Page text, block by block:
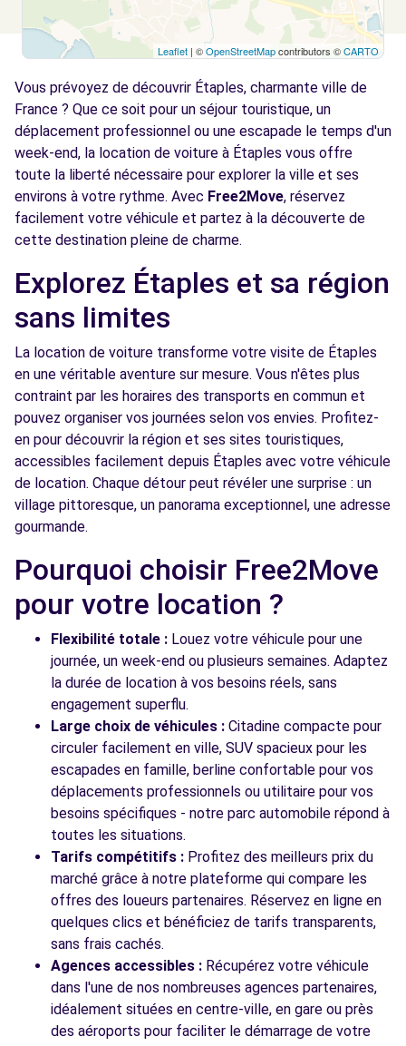
Leaflet | ©OpenStreetMapcontributors ©CARTO
Vous prévoyez de découvrir Étaples, charmante ville de
France ? Que ce soit pour un séjour touristique, un
déplacement professionnel ou une escapade le temps d'un
week-end, la location de voiture à Étaples vous offre
toute la liberté nécessaire pour explorer la ville et ses
environs à votre rythme. Avec Free2Move, réservez
facilement votre véhicule et partez à la découverte de
cette destination pleine de charme.
Explorez Étaples et sa région
sans limites
La location de voiture transforme votre visite de Étaples
en une véritable aventure sur mesure. Vous n'êtes plus
contraint par les horaires des transports en commun et
pouvez organiser vos journées selon vos envies. Profitez-
en pour découvrir la région et ses sites touristiques,
accessibles facilement depuis Étaples avec votre véhicule
de location. Chaque détour peut révéler une surprise : un
village pittoresque, un panorama exceptionnel, une adresse
gourmande.
Pourquoi choisir Free2Move
pour votre location ?
Flexibilité totale : Louez votre véhicule pour une
journée, un week-end ou plusieurs semaines. Adaptez
la durée de location à vos besoins réels, sans
engagement superflu.
Large choix de véhicules : Citadine compacte pour
circuler facilement en ville, SUV spacieux pour les
escapades en famille, berline confortable pour vos
déplacements professionnels ou utilitaire pour vos
besoins spécifiques - notre parc automobile répond à
toutes les situations.
Tarifs compétitifs : Profitez des meilleurs prix du
marché grâce à notre plateforme qui compare les
offres des loueurs partenaires. Réservez en ligne en
quelques clics et bénéficiez de tarifs transparents,
sans frais cachés.
Agences accessibles : Récupérez votre véhicule
dans l'une de nos nombreuses agences partenaires,
idéalement situées en centre-ville, en gare ou près
des aéroports pour faciliter le démarrage de votre